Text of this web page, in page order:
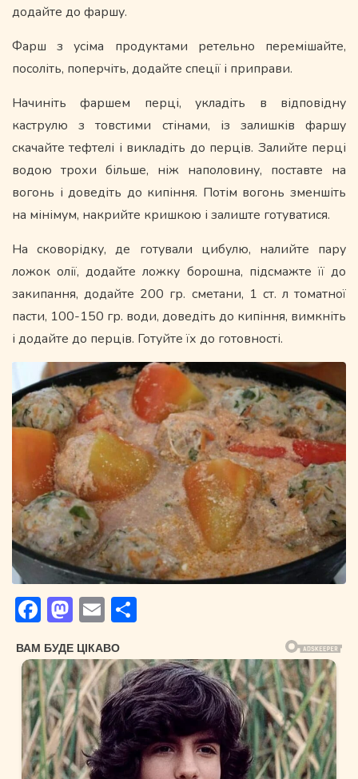
додайте до фаршу.
Фарш з усіма продуктами ретельно перемішайте,
посоліть, поперчіть, додайте спеції і приправи.
Начиніть фаршем перці, укладіть в відповідну
каструлю з товстими стінами, із залишків фаршу
скачайте тефтелі і викладіть до перців. Залийте перці
водою трохи більше, ніж наполовину, поставте на
вогонь і доведіть до кипіння. Потім вогонь зменшіть
на мінімум, накрийте кришкою і залиште готуватися.
На сковорідку, де готували цибулю, налийте пару
ложок олії, додайте ложку борошна, підсмажте її до
закипання, додайте 200 гр. сметани, 1 ст. л томатної
пасти, 100-150 гр. води, доведіть до кипіння, вимкніть
і додайте до перців. Готуйте їх до готовності.
Facebook
Mastodon
Email